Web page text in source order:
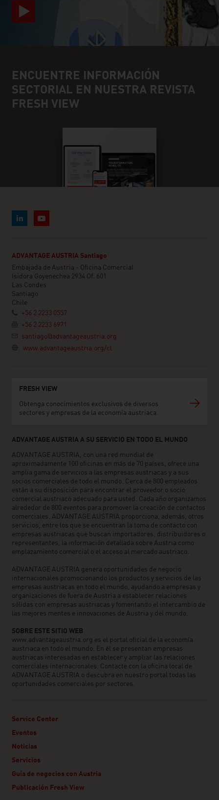
ENCUENTRE INFORMACIÓN
SECTORIAL EN NUESTRA REVISTA
FRESH VIEW
ADVANTAGE AUSTRIA Santiago
Embajada de Austria - Oficina Comercial
Isidora Goyenechea 2934 Of. 601
Las Condes
Santiago
Chile
+56 2 2233 0557
+56 2 2233 6971
santiago@advantageaustria.org
www.advantageaustria.org/cl
FRESH VIEW
Obtenga conocimientos exclusivos de diversos
sectores y empresas de la economía austriaca.
ADVANTAGE AUSTRIA A SU SERVICIO EN TODO EL MUNDO
ADVANTAGE AUSTRIA, con una red mundial de
aproximadamente 100 oficinas en más de 70 países, ofrece una
amplia gama de servicios a las empresas austriacas y a sus
socios comerciales de todo el mundo. Cerca de 800 empleados
están a su disposición para encontrar el proveedor o socio
comercial austriaco adecuado para usted. Cada año organizamos
alrededor de 800 eventos para promover la creación de contactos
comerciales. ADVANTAGE AUSTRIA proporciona, además, otros
servicios, entre los que se encuentran la toma de contacto con
empresas austriacas que buscan importadores, distribuidores o
representantes, la información detallada sobre Austria como
emplazamiento comercial o el acceso al mercado austriaco.
ADVANTAGE AUSTRIA genera oportunidades de negocio
internacionales promocionando los productos y servicios de las
empresas austriacas en todo el mundo, ayudando a empresas y
organizaciones de fuera de Austria a establecer relaciones
sólidas con empresas austriacas y fomentando el intercambio de
las mejores mentes e innovaciones de Austria y del mundo.
SOBRE ESTE SITIO WEB
www.advantageaustria.org es el portal oficial de la economía
austriaca en todo el mundo. En él se presentan empresas
austriacas interesadas en establecer y ampliar las relaciones
comerciales internacionales. Contacte con la oficina local de
ADVANTAGE AUSTRIA o descubra en nuestro portal todas las
oportunidades comerciales por sectores.
Service Center
Eventos
Noticias
Servicios
Guía de negocios con Austria
Publicación Fresh View